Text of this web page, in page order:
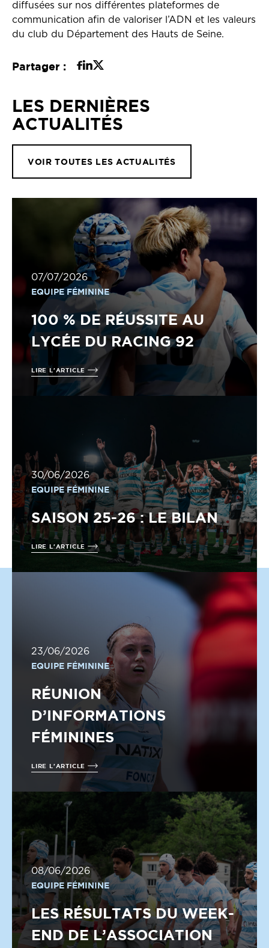
diffusées sur nos différentes plateformes de
communication afin de valoriser l’ADN et les valeurs
du club du Département des Hauts de Seine.
Partager :
LES DERNIÈRES
ACTUALITÉS
VOIR TOUTES LES ACTUALITÉS
07/07/2026
EQUIPE FÉMININE
100 % DE RÉUSSITE AU
LYCÉE DU RACING 92
LIRE L'ARTICLE
30/06/2026
EQUIPE FÉMININE
SAISON 25-26 : LE BILAN
LIRE L'ARTICLE
23/06/2026
EQUIPE FÉMININE
RÉUNION
D’INFORMATIONS
FÉMININES
LIRE L'ARTICLE
08/06/2026
EQUIPE FÉMININE
LES RÉSULTATS DU WEEK-
END DE L’ASSOCIATION